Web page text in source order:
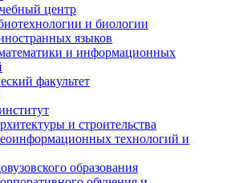
центр
и биологии
языков
и информационных
факультет
и строительства
технологий и
образования